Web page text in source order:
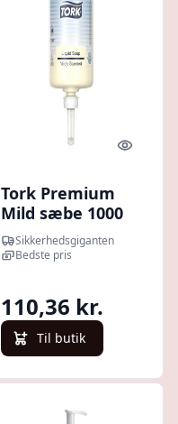
Quick
Tork Premium
Mild sæbe 1000
ml S1 420501 |
Håndrengøring &
Sikkerhedsgiganten
Bedste pris
110,36 kr.
Til butik